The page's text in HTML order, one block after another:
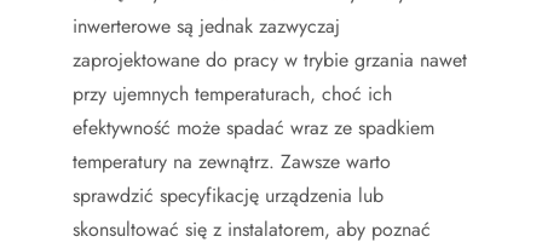
inwerterowe są jednak zazwyczaj
zaprojektowane do pracy w trybie grzania nawet
przy ujemnych temperaturach, choć ich
efektywność może spadać wraz ze spadkiem
temperatury na zewnątrz. Zawsze warto
sprawdzić specyfikację urządzenia lub
skonsultować się z instalatorem, aby poznać